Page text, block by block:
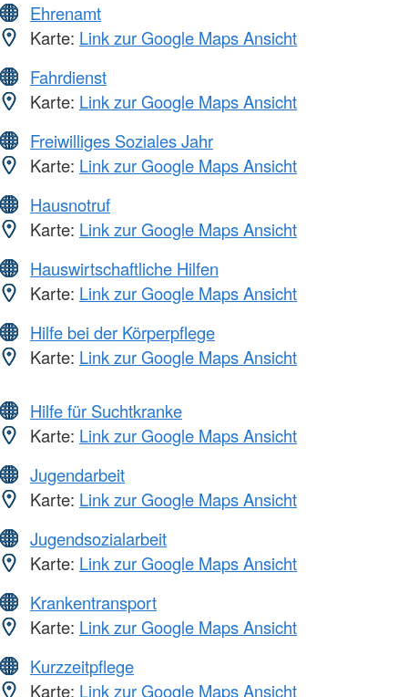
Ehrenamt
Karte: Link zur Google Maps Ansicht
Fahrdienst
Karte: Link zur Google Maps Ansicht
Freiwilliges Soziales Jahr
Karte: Link zur Google Maps Ansicht
Hausnotruf
Karte: Link zur Google Maps Ansicht
Hauswirtschaftliche Hilfen
Karte: Link zur Google Maps Ansicht
Hilfe bei der Körperpflege
Karte: Link zur Google Maps Ansicht
Hilfe für Suchtkranke
Karte: Link zur Google Maps Ansicht
Jugendarbeit
Karte: Link zur Google Maps Ansicht
Jugendsozialarbeit
Karte: Link zur Google Maps Ansicht
Krankentransport
Karte: Link zur Google Maps Ansicht
Kurzzeitpflege
Karte: Link zur Google Maps Ansicht